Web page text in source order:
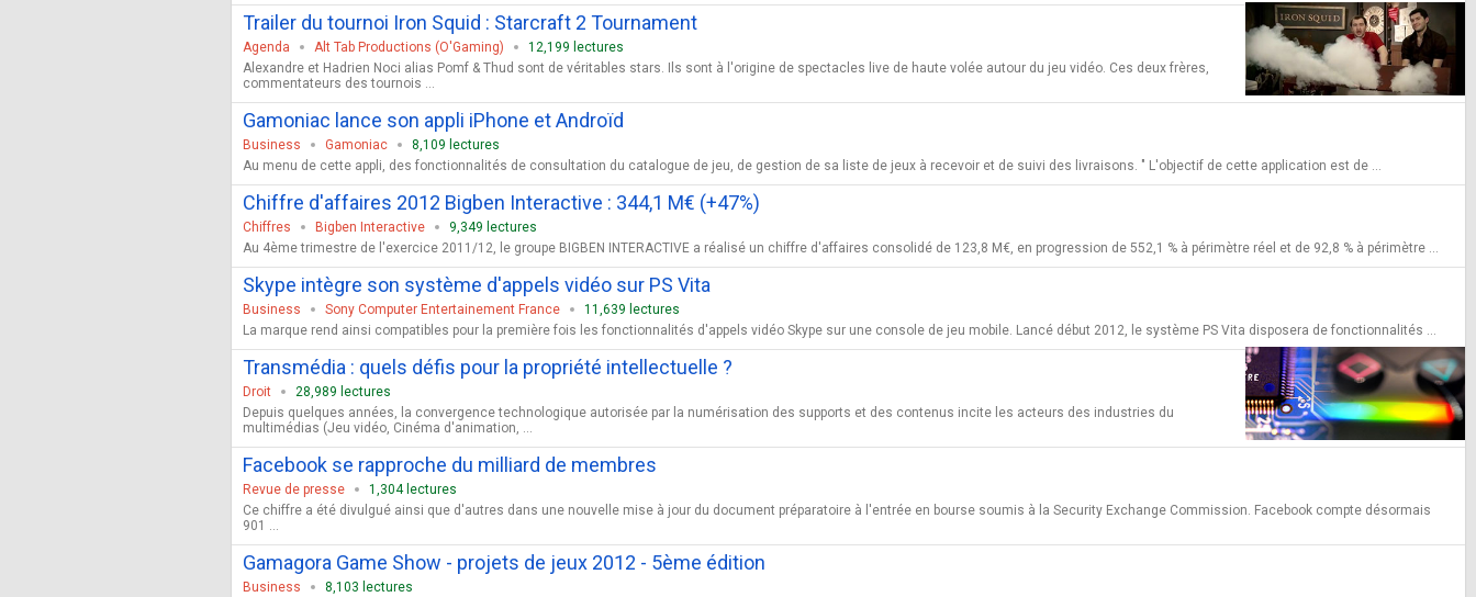
Trailer du tournoi Iron Squid : Starcraft 2 Tournament
Agenda Alt Tab Productions (O'Gaming)
12,199 lectures
Alexandre et Hadrien Noci alias Pomf & Thud sont de véritables stars. Ils sont à l'origine de spectacles live de haute volée autour du jeu vidéo. Ces deux frères,
commentateurs des tournois ...
Gamoniac lance son appli iPhone et Androïd
Business Gamoniac
8,109 lectures
Au menu de cette appli, des fonctionnalités de consultation du catalogue de jeu, de gestion de sa liste de jeux à recevoir et de suivi des livraisons. " L'objectif de cette application est de ...
Chiffre d'affaires 2012 Bigben Interactive : 344,1 M€ (+47%)
Chiffres Bigben Interactive
9,349 lectures
Au 4ème trimestre de l'exercice 2011/12, le groupe BIGBEN INTERACTIVE a réalisé un chiffre d'affaires consolidé de 123,8 M€, en progression de 552,1 % à périmètre réel et de 92,8 % à périmètre ...
Skype intègre son système d'appels vidéo sur PS Vita
Business Sony Computer Entertainement France
11,639 lectures
La marque rend ainsi compatibles pour la première fois les fonctionnalités d'appels vidéo Skype sur une console de jeu mobile. Lancé début 2012, le système PS Vita disposera de fonctionnalités ...
Transmédia : quels défis pour la propriété intellectuelle ?
Droit
28,989 lectures
Depuis quelques années, la convergence technologique autorisée par la numérisation des supports et des contenus incite les acteurs des industries du
multimédias (Jeu vidéo, Cinéma d'animation, ...
Facebook se rapproche du milliard de membres
Revue de presse
1,304 lectures
Ce chiffre a été divulgué ainsi que d'autres dans une nouvelle mise à jour du document préparatoire à l'entrée en bourse soumis à la Security Exchange Commission. Facebook compte désormais
901 ...
Gamagora Game Show - projets de jeux 2012 - 5ème édition
Business 8,103 lectures